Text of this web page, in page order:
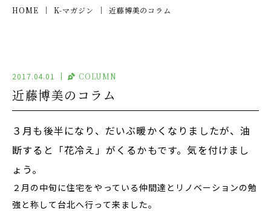
HOME K-マガジン 近藤博美のコラム
2017.04.01 COLUMN
近藤博美のコラム
３月も後半になり、だいぶ暖かくなりましたが、油
断すると「花冷え」がくるかもです。気を付けまし
ょう。
２月の中旬に住宅をやっている仲間達とリノベーションの勉
強と称して台北へ行って来ました。